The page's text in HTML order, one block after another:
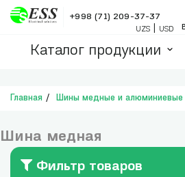
+998 (71) 209-37-37
UZS USD
Каталог продукции
Главная Шины медные и алюминиевые
Шина медная
Фильтр товаров